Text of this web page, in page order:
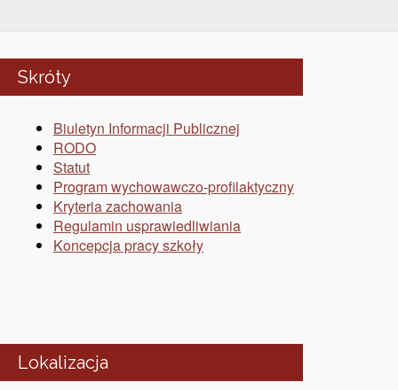
Skróty
Biuletyn Informacji Publicznej
RODO
Statut
Program wychowawczo-profilaktyczny
Kryteria zachowania
Regulamin usprawiedliwiania
Koncepcja pracy szkoły
Lokalizacja